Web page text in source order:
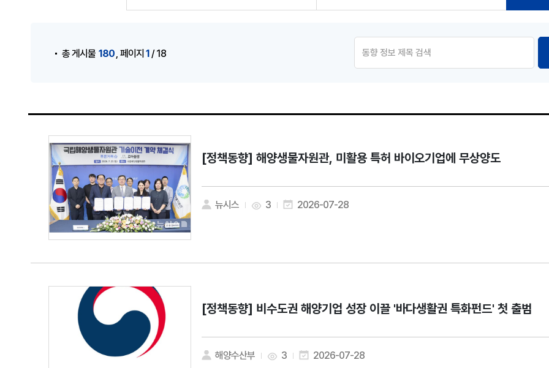
총 게시물 180 ,페이지1/ 18
[정책동향] 해양생물자원관, 미활용 특허 바이오기업에 무상양도
뉴시스 3 2026-07-28
[정책동향] 비수도권 해양기업 성장 이끌 '바다생활권 특화펀드' 첫 출범
해양수산부 3 2026-07-28